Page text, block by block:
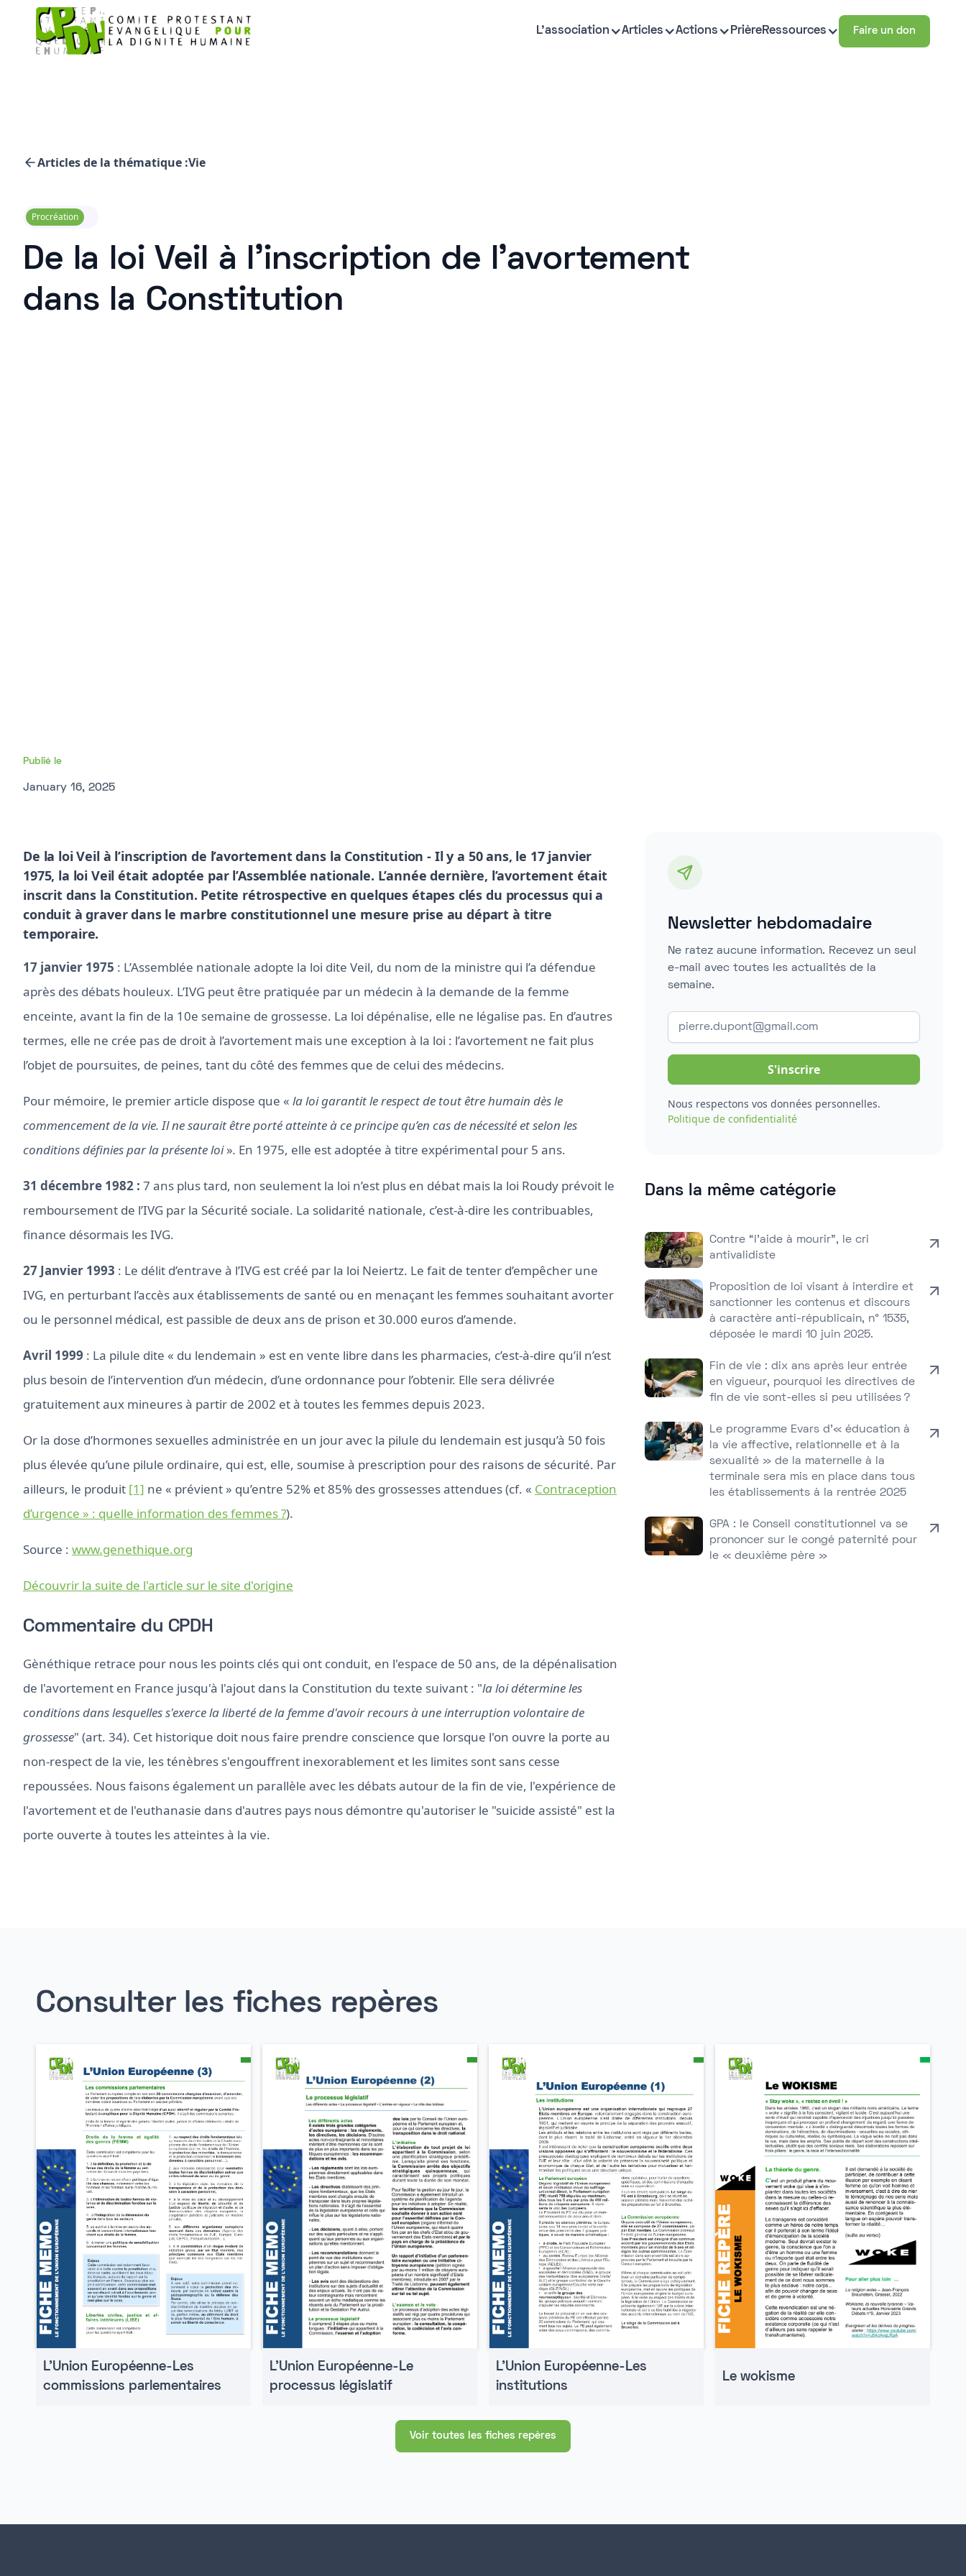
L'association Articles Actions PrièreRessources Faire un don
Articles de la thématique :Vie
Procréation
De la loi Veil à l’inscription de l’avortement
dans la Constitution
Publié le
January 16, 2025
De la loi Veil à l’inscription de l’avortement dans la Constitution - Il y a 50 ans, le 17 janvier
1975, la loi Veil était adoptée par l’Assemblée nationale. L’année dernière, l’avortement était
inscrit dans la Constitution. Petite rétrospective en quelques étapes clés du processus qui a
conduit à graver dans le marbre constitutionnel une mesure prise au départ à titre
temporaire.
17 janvier 1975 : L’Assemblée nationale adopte la loi dite Veil, du nom de la ministre qui l’a défendue
après des débats houleux. L’IVG peut être pratiquée par un médecin à la demande de la femme
enceinte, avant la fin de la 10e semaine de grossesse. La loi dépénalise, elle ne légalise pas. En d’autres
termes, elle ne crée pas de droit à l’avortement mais une exception à la loi : l’avortement ne fait plus
l’objet de poursuites, de peines, tant du côté des femmes que de celui des médecins.
Pour mémoire, le premier article dispose que « la loi garantit le respect de tout être humain dès le
commencement de la vie. Il ne saurait être porté atteinte à ce principe qu’en cas de nécessité et selon les
conditions définies par la présente loi». En 1975, elle est adoptée à titre expérimental pour 5 ans.
31 décembre 1982 : 7 ans plus tard, non seulement la loi n’est plus en débat mais la loi Roudy prévoit le
remboursement de l’IVG par la Sécurité sociale. La solidarité nationale, c’est-à-dire les contribuables,
finance désormais les IVG.
27 Janvier 1993 : Le délit d’entrave à l’IVG est créé par la loi Neiertz. Le fait de tenter d’empêcher une
IVG, en perturbant l’accès aux établissements de santé ou en menaçant les femmes souhaitant avorter
ou le personnel médical, est passible de deux ans de prison et 30.000 euros d’amende.
Avril 1999 : La pilule dite « du lendemain » est en vente libre dans les pharmacies, c’est-à-dire qu’il n’est
plus besoin de l’intervention d’un médecin, d’une ordonnance pour l’obtenir. Elle sera délivrée
gratuitement aux mineures à partir de 2002 et à toutes les femmes depuis 2023.
Or la dose d’hormones sexuelles administrée en un jour avec la pilule du lendemain est jusqu’à 50 fois
plus élevée qu’une pilule ordinaire, qui est, elle, soumise à prescription pour des raisons de sécurité. Par
ailleurs, le produit [1] ne « prévient » qu’entre 52% et 85% des grossesses attendues (cf. « Contraception
d’urgence » : quelle information des femmes ?).
Source : www.genethique.org
Découvrir la suite de l'article sur le site d'origine
Commentaire du CPDH
Gènéthique retrace pour nous les points clés qui ont conduit, en l'espace de 50 ans, de la dépénalisation
de l'avortement en France jusqu'à l'ajout dans la Constitution du texte suivant : "la loi détermine les
conditions dans lesquelles s'exerce la liberté de la femme d'avoir recours à une interruption volontaire de
grossesse" (art. 34). Cet historique doit nous faire prendre conscience que lorsque l'on ouvre la porte au
non-respect de la vie, les ténèbres s'engouffrent inexorablement et les limites sont sans cesse
repoussées. Nous faisons également un parallèle avec les débats autour de la fin de vie, l'expérience de
l'avortement et de l'euthanasie dans d'autres pays nous démontre qu'autoriser le "suicide assisté" est la
porte ouverte à toutes les atteintes à la vie.
Newsletter hebdomadaire
Ne ratez aucune information. Recevez un seul
e-mail avec toutes les actualités de la
semaine.
Nous respectons vos données personnelles.
Politique de confidentialité
Dans la même catégorie
Contre “l’aide à mourir”, le cri
antivalidiste
Proposition de loi visant à interdire et
sanctionner les contenus et discours
à caractère anti-républicain, n° 1535,
déposée le mardi 10 juin 2025.
Fin de vie : dix ans après leur entrée
en vigueur, pourquoi les directives de
fin de vie sont-elles si peu utilisées ?
Le programme Evars d’« éducation à
la vie affective, relationnelle et à la
sexualité » de la maternelle à la
terminale sera mis en place dans tous
les établissements à la rentrée 2025
GPA : le Conseil constitutionnel va se
prononcer sur le congé paternité pour
le « deuxième père »
Consulter les fiches repères
L'Union Européenne-Les
commissions parlementaires
L'Union Européenne-Le
processus législatif
L'Union Européenne-Les
institutions
Le wokisme
Voir toutes les fiches repères